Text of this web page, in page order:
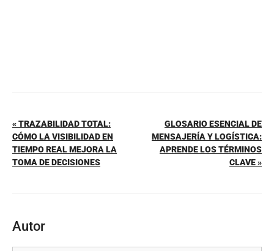
« TRAZABILIDAD TOTAL:
CÓMO LA VISIBILIDAD EN
TIEMPO REAL MEJORA LA
TOMA DE DECISIONES
GLOSARIO ESENCIAL DE
MENSAJERÍA Y LOGÍSTICA:
APRENDE LOS TÉRMINOS
CLAVE »
Autor